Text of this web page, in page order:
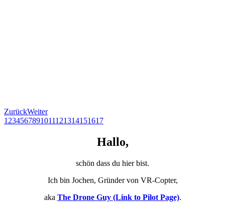
ZurückWeiter
1 234567891011121314151617
Hallo,
schön dass du hier bist.
Ich bin Jochen, Gründer von VR-Copter,
aka The Drone Guy (Link to Pilot Page).